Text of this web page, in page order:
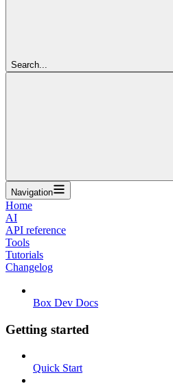
Search...
Navigation
Home
AI
API reference
Tools
Tutorials
Changelog
Box Dev Docs
Getting started
Quick Start